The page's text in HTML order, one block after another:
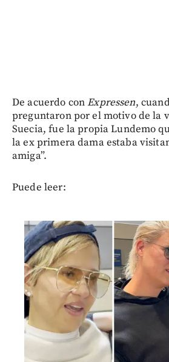
De acuerdo conExpressen,
preguntaron por el motivo de la
Suecia, fue la propia Lundemo
la ex primera dama estaba
amiga”.
Puede leer: